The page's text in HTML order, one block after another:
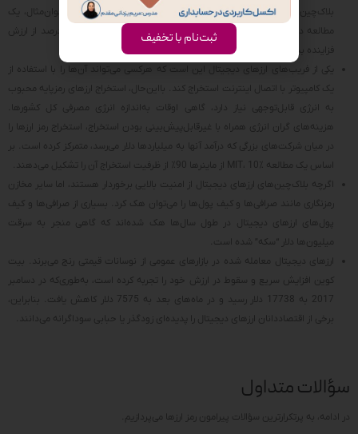
بلاک‌چین توزیع شود. در واقعیت اما مالکیت بسیار متمرکز است. به‌عنوان‌مثال، یک
مطالعه دانشگاه MIT نشان داد که تنها 11000 سرمایه‌گذار تقریباً 45 درصد از ارزش
فزاینده بیت کوین را در اختیار دارند.
یکی از فریب‌های ارزهای دیجیتال این است که هرکسی می‌تواند آن‌ها را با استفاده از
یک کامپیوتر با اتصال اینترنت استخراج کند. بااین‌حال، استخراج ارزهای رمزپایه محبوب
به انرژی قابل‌توجهی نیاز دارد، گاهی اوقات به‌اندازه انرژی مصرفی کل کشورها.
هزینه‌های گران انرژی همراه با غیرقابل‌پیش‌بینی بودن استخراج، استخراج رمز ارزها را
در میان شرکت‌های بزرگی که درآمد آنها به میلیاردها دلار می‌رسد، متمرکز کرده است. بر
اساس یک مطالعه MIT، 10٪ از ماینرها 90٪ از ظرفیت استخراج آن را تشکیل می‌دهند.
اگرچه بلاک‌چین‌های ارزهای دیجیتال از امنیت بالایی برخوردار هستند، اما سایر مخازن
رمزنگاری مانند صرافی‌ها و کیف پول‌ها را می‌توان هک کرد. بسیاری از صرافی‌ها و کیف
پول‌های ارزهای دیجیتال در طول سال‌ها هک شده‌اند که گاهی منجر به سرقت
میلیون‌ها دلار “سکه” شده است.
ارزهای دیجیتال معامله شده در بازارهای عمومی از نوسانات قیمتی رنج می‌برند. بیت
کوین افزایش سریع و سقوط در ارزش خود را تجربه کرده است، به‌طوری‌که در دسامبر
2017 به 17738 دلار رسید و در ماه‌های بعد به 7575 دلار کاهش یافت. بنابراین،
برخی از اقتصاددانان ارزهای دیجیتال را پدیده‌ای زودگذر یا حبابی سوداگرانه می‌دانند.
سؤالات متداول
در ادامه، به پرتکرارترین سؤالات پیرامون رمز ارزها می‌پردازیم.
ثبت‌نام با تخفیف